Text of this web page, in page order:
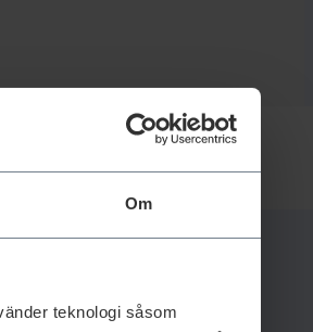
Om
teknologi såsom